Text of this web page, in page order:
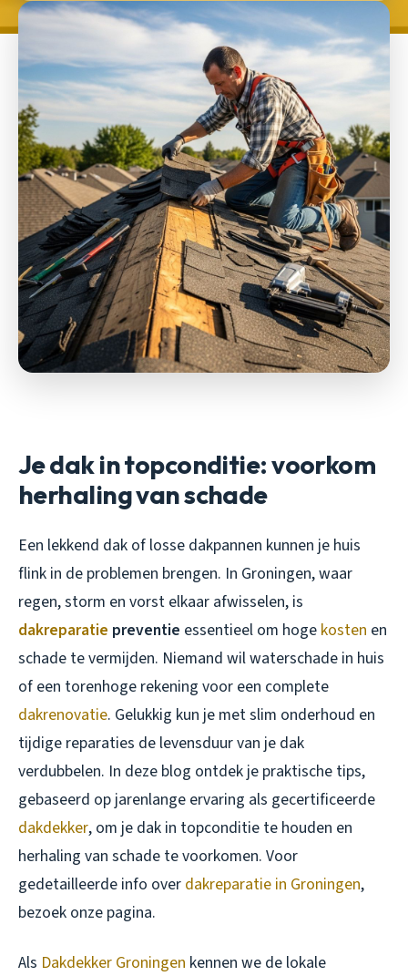
Je dak in topconditie: voorkom
herhaling van schade
Een lekkend dak of losse dakpannen kunnen je huis
flink in de problemen brengen. In Groningen, waar
regen, storm en vorst elkaar afwisselen, is
dakreparatie preventie essentieel om hoge kosten en
schade te vermijden. Niemand wil waterschade in huis
of een torenhoge rekening voor een complete
dakrenovatie. Gelukkig kun je met slim onderhoud en
tijdige reparaties de levensduur van je dak
verdubbelen. In deze blog ontdek je praktische tips,
gebaseerd op jarenlange ervaring als gecertificeerde
dakdekker, om je dak in topconditie te houden en
herhaling van schade te voorkomen. Voor
gedetailleerde info over dakreparatie in Groningen,
bezoek onze pagina.
Als Dakdekker Groningen kennen we de lokale